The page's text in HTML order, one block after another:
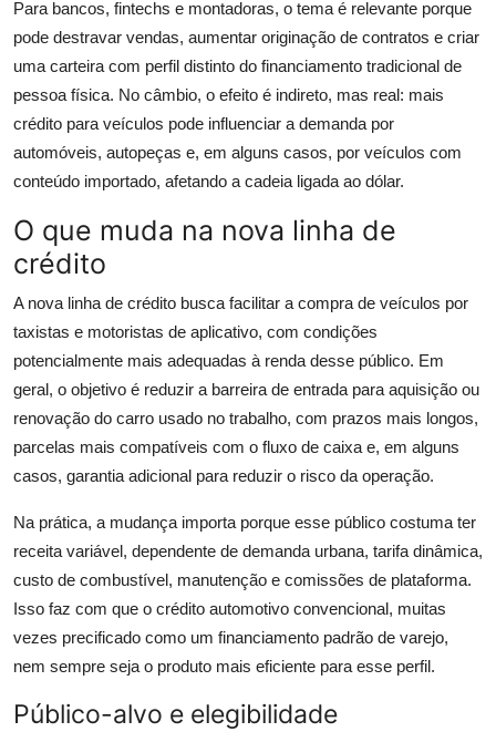
Para bancos, fintechs e montadoras, o tema é relevante porque
pode destravar vendas, aumentar originação de contratos e criar
uma carteira com perfil distinto do financiamento tradicional de
pessoa física. No câmbio, o efeito é indireto, mas real: mais
crédito para veículos pode influenciar a demanda por
automóveis, autopeças e, em alguns casos, por veículos com
conteúdo importado, afetando a cadeia ligada ao dólar.
O que muda na nova linha de
crédito
A nova linha de crédito busca facilitar a compra de veículos por
taxistas e motoristas de aplicativo, com condições
potencialmente mais adequadas à renda desse público. Em
geral, o objetivo é reduzir a barreira de entrada para aquisição ou
renovação do carro usado no trabalho, com prazos mais longos,
parcelas mais compatíveis com o fluxo de caixa e, em alguns
casos, garantia adicional para reduzir o risco da operação.
Na prática, a mudança importa porque esse público costuma ter
receita variável, dependente de demanda urbana, tarifa dinâmica,
custo de combustível, manutenção e comissões de plataforma.
Isso faz com que o crédito automotivo convencional, muitas
vezes precificado como um financiamento padrão de varejo,
nem sempre seja o produto mais eficiente para esse perfil.
Público-alvo e elegibilidade